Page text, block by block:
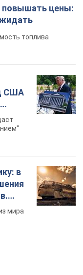
повышать цены:
топлива
США
млн
в
мира